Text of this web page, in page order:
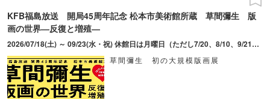
KFB福島放送 開局45周年記念 松本市美術館所蔵 草間彌生 版
画の世界―反復と増殖―
2026/07/18(土) ～ 09/23(水・祝) 休館日は月曜日（ただし7/20、8/10、9/21は開館）、7/21（火）、8/12（水）
草間彌生 初の大規模版画展